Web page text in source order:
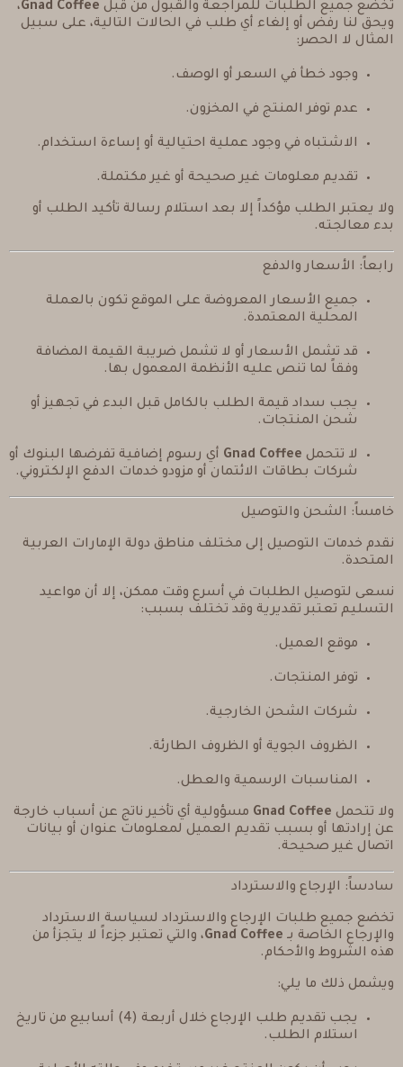
تخضع جميع الطلبات للمراجعة والقبول من قبل Gnad Coffee،
ويحق لنا رفض أو إلغاء أي طلب في الحالات التالية، على سبيل
المثال لا الحصر:
وجود خطأ في السعر أو الوصف.
عدم توفر المنتج في المخزون.
الاشتباه في وجود عملية احتيالية أو إساءة استخدام.
تقديم معلومات غير صحيحة أو غير مكتملة.
ولا يعتبر الطلب مؤكداً إلا بعد استلام رسالة تأكيد الطلب أو
بدء معالجته.
رابعاً: الأسعار والدفع
جميع الأسعار المعروضة على الموقع تكون بالعملة
المحلية المعتمدة.
قد تشمل الأسعار أو لا تشمل ضريبة القيمة المضافة
وفقاً لما تنص عليه الأنظمة المعمول بها.
يجب سداد قيمة الطلب بالكامل قبل البدء في تجهيز أو
شحن المنتجات.
لا تتحمل Gnad Coffee أي رسوم إضافية تفرضها البنوك أو
شركات بطاقات الائتمان أو مزودو خدمات الدفع الإلكتروني.
خامساً: الشحن والتوصيل
نقدم خدمات التوصيل إلى مختلف مناطق دولة الإمارات العربية
المتحدة.
نسعى لتوصيل الطلبات في أسرع وقت ممكن، إلا أن مواعيد
التسليم تعتبر تقديرية وقد تختلف بسبب:
موقع العميل.
توفر المنتجات.
شركات الشحن الخارجية.
الظروف الجوية أو الظروف الطارئة.
المناسبات الرسمية والعطل.
ولا تتحمل Gnad Coffee مسؤولية أي تأخير ناتج عن أسباب خارجة
عن إرادتها أو بسبب تقديم العميل لمعلومات عنوان أو بيانات
اتصال غير صحيحة.
سادساً: الإرجاع والاسترداد
تخضع جميع طلبات الإرجاع والاسترداد لسياسة الاسترداد
والإرجاع الخاصة بـ Gnad Coffee، والتي تعتبر جزءاً لا يتجزأ من
هذه الشروط والأحكام.
ويشمل ذلك ما يلي:
يجب تقديم طلب الإرجاع خلال أربعة (4) أسابيع من تاريخ
استلام الطلب.